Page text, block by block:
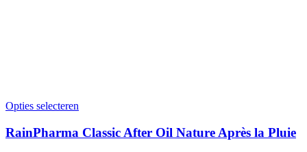
Opties selecteren
RainPharma Classic After Oil Nature Après la Pluie